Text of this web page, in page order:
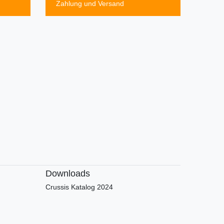
Zahlung und Versand
Downloads
Crussis Katalog 2024